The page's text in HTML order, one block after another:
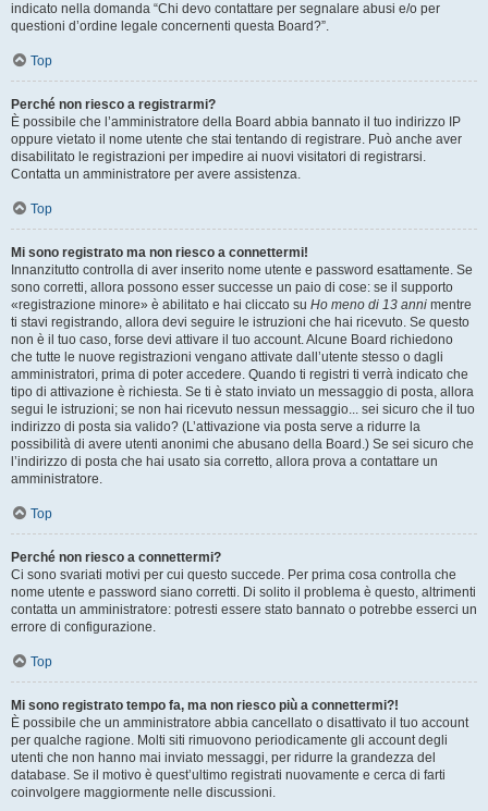
indicato nella domanda “Chi devo contattare per segnalare abusi e/o per
questioni d’ordine legale concernenti questa Board?”.
Top
Perché non riesco a registrarmi?
È possibile che l’amministratore della Board abbia bannato il tuo indirizzo IP
oppure vietato il nome utente che stai tentando di registrare. Può anche aver
disabilitato le registrazioni per impedire ai nuovi visitatori di registrarsi.
Contatta un amministratore per avere assistenza.
Top
Mi sono registrato ma non riesco a connettermi!
Innanzitutto controlla di aver inserito nome utente e password esattamente. Se
sono corretti, allora possono esser successe un paio di cose: se il supporto
«registrazione minore» è abilitato e hai cliccato su Ho meno di 13 anni mentre
ti stavi registrando, allora devi seguire le istruzioni che hai ricevuto. Se questo
non è il tuo caso, forse devi attivare il tuo account. Alcune Board richiedono
che tutte le nuove registrazioni vengano attivate dall’utente stesso o dagli
amministratori, prima di poter accedere. Quando ti registri ti verrà indicato che
tipo di attivazione è richiesta. Se ti è stato inviato un messaggio di posta, allora
segui le istruzioni; se non hai ricevuto nessun messaggio... sei sicuro che il tuo
indirizzo di posta sia valido? (L’attivazione via posta serve a ridurre la
possibilità di avere utenti anonimi che abusano della Board.) Se sei sicuro che
l’indirizzo di posta che hai usato sia corretto, allora prova a contattare un
amministratore.
Top
Perché non riesco a connettermi?
Ci sono svariati motivi per cui questo succede. Per prima cosa controlla che
nome utente e password siano corretti. Di solito il problema è questo, altrimenti
contatta un amministratore: potresti essere stato bannato o potrebbe esserci un
errore di configurazione.
Top
Mi sono registrato tempo fa, ma non riesco più a connettermi?!
È possibile che un amministratore abbia cancellato o disattivato il tuo account
per qualche ragione. Molti siti rimuovono periodicamente gli account degli
utenti che non hanno mai inviato messaggi, per ridurre la grandezza del
database. Se il motivo è quest’ultimo registrati nuovamente e cerca di farti
coinvolgere maggiormente nelle discussioni.